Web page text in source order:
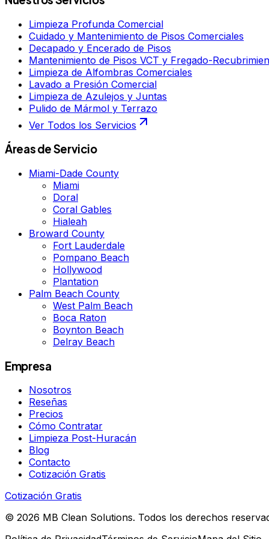
Limpieza Profunda Comercial
Cuidado y Mantenimiento de Pisos Comerciales
Decapado y Encerado de Pisos
Mantenimiento de Pisos VCT y Fregado-
Limpieza de Alfombras Comerciales
Lavado a Presión Comercial
Limpieza de Azulejos y Juntas
Pulido de Mármol y Terrazo
Ver Todos los Servicios
Áreas de Servicio
Miami-Dade County
Miami
Doral
Coral Gables
Hialeah
Broward County
Fort Lauderdale
Pompano Beach
Hollywood
Plantation
Palm Beach County
West Palm Beach
Boca Raton
Boynton Beach
Delray Beach
Empresa
Nosotros
Reseñas
Precios
Cómo Contratar
Limpieza Post-Huracán
Blog
Contacto
Cotización Gratis
Cotización Gratis
© 2026 MB Clean Solutions. Todos los derechos